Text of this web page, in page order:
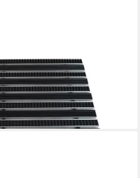
Gummi Schwarz + Bürsten
Größe: 600x400 mm, für